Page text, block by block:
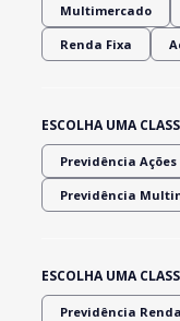
Multimercado
Renda Fixa
ESCOLHA UMA
Previdência Ações
Previdência
ESCOLHA UMA
Previdência